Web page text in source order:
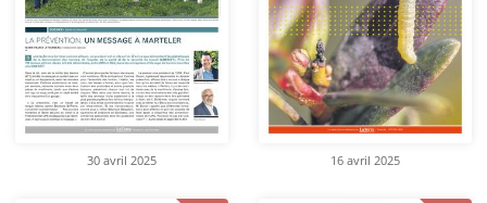
30 avril 2025 16 avril 2025